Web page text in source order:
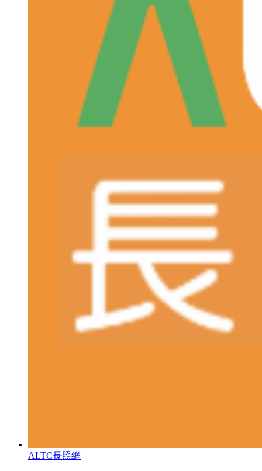
ALTC長照網